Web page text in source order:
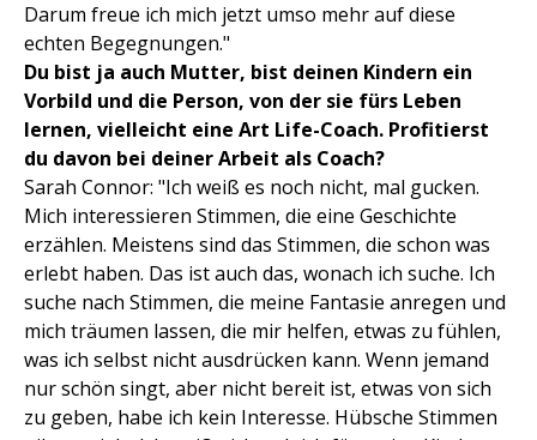
Darum freue ich mich jetzt umso mehr auf diese
echten Begegnungen."
Du bist ja auch Mutter, bist deinen Kindern ein
Vorbild und die Person, von der sie fürs Leben
lernen, vielleicht eine Art Life-Coach. Profitierst
du davon bei deiner Arbeit als Coach?
Sarah Connor: "Ich weiß es noch nicht, mal gucken.
Mich interessieren Stimmen, die eine Geschichte
erzählen. Meistens sind das Stimmen, die schon was
erlebt haben. Das ist auch das, wonach ich suche. Ich
suche nach Stimmen, die meine Fantasie anregen und
mich träumen lassen, die mir helfen, etwas zu fühlen,
was ich selbst nicht ausdrücken kann. Wenn jemand
nur schön singt, aber nicht bereit ist, etwas von sich
zu geben, habe ich kein Interesse. Hübsche Stimmen